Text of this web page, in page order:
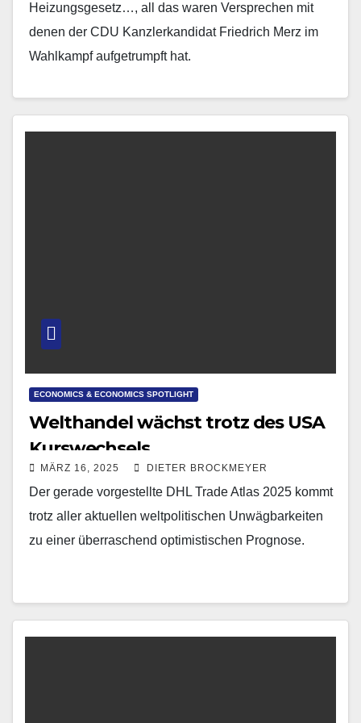
Heizungsgesetz…, all das waren Versprechen mit
denen der CDU Kanzlerkandidat Friedrich Merz im
Wahlkampf aufgetrumpft hat.
ECONOMICS & ECONOMICS SPOTLIGHT
Welthandel wächst trotz des USA
Kurswechsels
MÄRZ 16, 2025 DIETER BROCKMEYER
Der gerade vorgestellte DHL Trade Atlas 2025 kommt
trotz aller aktuellen weltpolitischen Unwägbarkeiten
zu einer überraschend optimistischen Prognose.